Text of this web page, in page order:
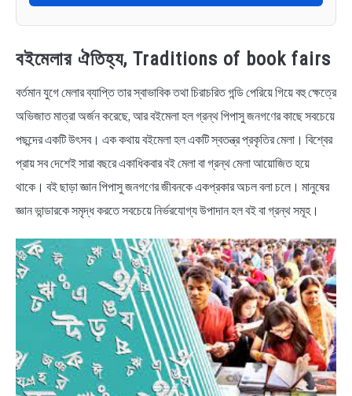
বইমেলার ঐতিহ্য, Traditions of book fairs
বর্তমান যুগে মেলার ব্যাপ্তি তার স্বাভাবিক তথা চিরাচরিত গন্ডি পেরিয়ে গিয়ে বহু ক্ষেত্রে
অভিজাত মাত্রা অর্জন করেছে, আর বইমেলা হল গ্রন্থ পিপাসু জনগণের কাছে সবচেয়ে
পছন্দের একটি উৎসব। এক কথায় বইমেলা হল একটি স্বতন্ত্র প্রকৃতির মেলা। বিশ্বের
প্রায় সব দেশেই সারা বছরে একাধিকবার বই মেলা বা গ্রন্থ মেলা আয়োজিত হয়ে
থাকে। বই ছাড়া জ্ঞান পিপাসু জনগণের জীবনকে একপ্রকার অচল বলা চলে। মানুষের
জ্ঞান ভান্ডারকে সমৃদ্ধ করতে সবচেয়ে নির্ভরযোগ্য উপাদান হল বই বা গ্রন্থ সমূহ।